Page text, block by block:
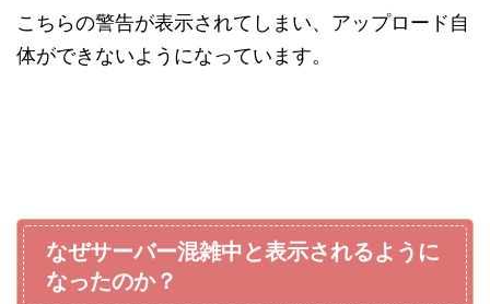
こちらの警告が表示されてしまい、アップロード自
体ができないようになっています。
なぜサーバー混雑中と表示されるように
なったのか？